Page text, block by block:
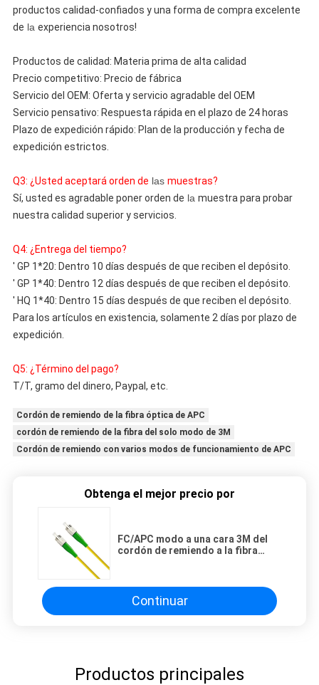
productos calidad-confiados y una forma de compra excelente
de la experiencia nosotros!
Productos de calidad: Materia prima de alta calidad
Precio competitivo: Precio de fábrica
Servicio del OEM: Oferta y servicio agradable del OEM
Servicio pensativo: Respuesta rápida en el plazo de 24 horas
Plazo de expedición rápido: Plan de la producción y fecha de
expedición estrictos.
Q3: ¿Usted aceptará orden de las muestras?
Sí, usted es agradable poner orden de la muestra para probar
nuestra calidad superior y servicios.
Q4: ¿Entrega del tiempo?
' GP 1*20: Dentro 10 días después de que reciben el depósito.
' GP 1*40: Dentro 12 días después de que reciben el depósito.
' HQ 1*40: Dentro 15 días después de que reciben el depósito.
Para los artículos en existencia, solamente 2 días por plazo de
expedición.
Q5: ¿Término del pago?
T/T, gramo del dinero, Paypal, etc.
Cordón de remiendo de la fibra óptica de APC
cordón de remiendo de la fibra del solo modo de 3M
Cordón de remiendo con varios modos de funcionamiento de APC
Obtenga el mejor precio por
FC/APC modo a una cara 3M del
cordón de remiendo a la fibra
Continuar
Productos principales